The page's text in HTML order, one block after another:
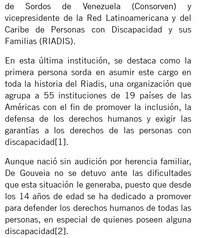
de Sordos de Venezuela (Consorven) y
vicepresidente de la Red Latinoamericana y del
Caribe de Personas con Discapacidad y sus
Familias (RIADIS).
En esta última institución, se destaca como la
primera persona sorda en asumir este cargo en
toda la historia del Riadis, una organización que
agrupa a 55 instituciones de 19 países de las
Américas con el fin de promover la inclusión, la
defensa de los derechos humanos y exigir las
garantías a los derechos de las personas con
discapacidad[1].
Aunque nació sin audición por herencia familiar,
De Gouveia no se detuvo ante las dificultades
que esta situación le generaba, puesto que desde
los 14 años de edad se ha dedicado a promover
para defender los derechos humanos de todas las
personas, en especial de quienes poseen alguna
discapacidad[2].